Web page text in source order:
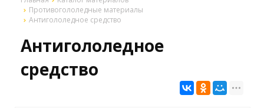
Противогололедные материалы
Антигололедное средство
Антигололедное
средство